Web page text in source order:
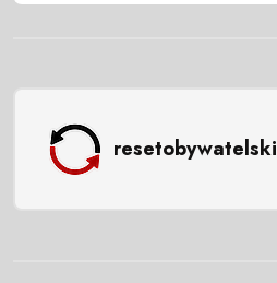
resetobywatelski